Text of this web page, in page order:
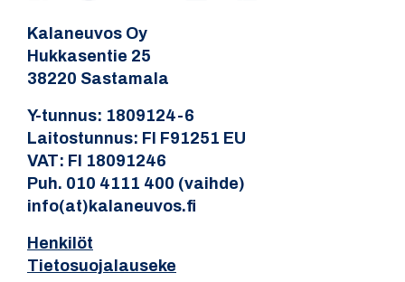
Kalaneuvos Oy
Hukkasentie 25
38220 Sastamala
Y-tunnus: 1809124-6
Laitostunnus: FI F91251 EU
VAT: FI 18091246
Puh. 010 4111 400 (vaihde)
info(at)kalaneuvos.fi
Henkilöt
Tietosuojalauseke